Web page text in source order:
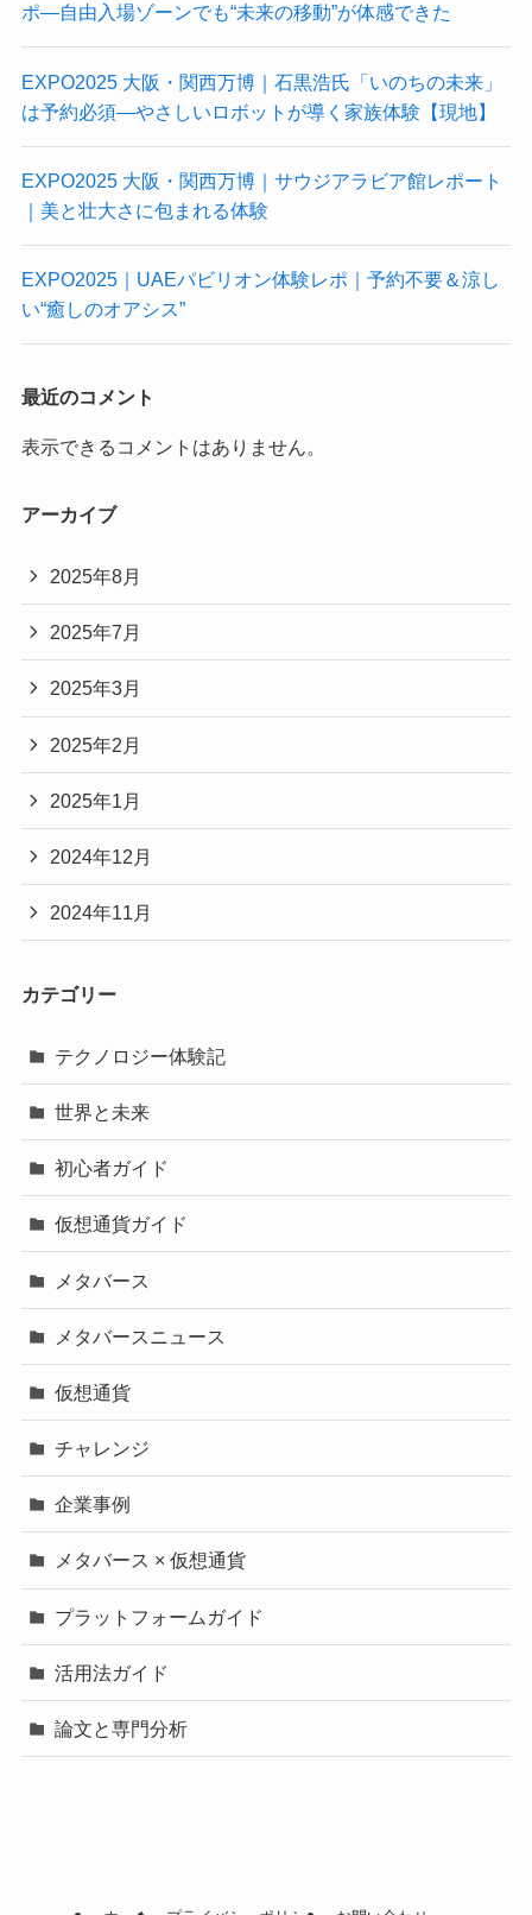
ポ—自由入場ゾーンでも“未来の移動”が体感できた
EXPO2025 大阪・関西万博｜石黒浩氏「いのちの未来」
は予約必須—やさしいロボットが導く家族体験【現地】
EXPO2025 大阪・関西万博｜サウジアラビア館レポート
｜美と壮大さに包まれる体験
EXPO2025｜UAEパビリオン体験レポ｜予約不要＆涼し
い“癒しのオアシス”
最近のコメント
表示できるコメントはありません。
アーカイブ
2025年8月
2025年7月
2025年3月
2025年2月
2025年1月
2024年12月
2024年11月
カテゴリー
テクノロジー体験記
世界と未来
初心者ガイド
仮想通貨ガイド
メタバース
メタバースニュース
仮想通貨
チャレンジ
企業事例
メタバース × 仮想通貨
プラットフォームガイド
活用法ガイド
論文と専門分析